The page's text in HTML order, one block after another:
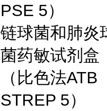
PSE 5）
链球菌和肺炎
菌药敏试剂盒
（比色法ATB
STREP 5）